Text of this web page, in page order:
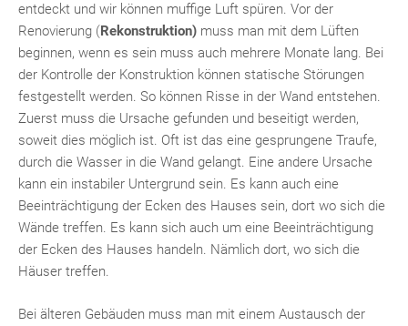
entdeckt und wir können muffige Luft spüren. Vor der
Renovierung (Rekonstruktion) muss man mit dem Lüften
beginnen, wenn es sein muss auch mehrere Monate lang. Bei
der Kontrolle der Konstruktion können statische Störungen
festgestellt werden. So können Risse in der Wand entstehen.
Zuerst muss die Ursache gefunden und beseitigt werden,
soweit dies möglich ist. Oft ist das eine gesprungene Traufe,
durch die Wasser in die Wand gelangt. Eine andere Ursache
kann ein instabiler Untergrund sein. Es kann auch eine
Beeinträchtigung der Ecken des Hauses sein, dort wo sich die
Wände treffen. Es kann sich auch um eine Beeinträchtigung
der Ecken des Hauses handeln. Nämlich dort, wo sich die
Häuser treffen.
Bei älteren Gebäuden muss man mit einem Austausch der